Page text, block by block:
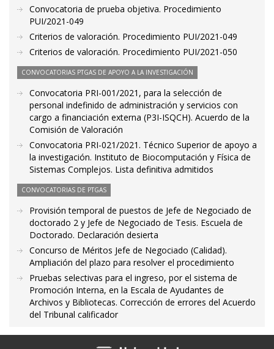
Convocatoria de prueba objetiva. Procedimiento
PUI/2021-049
Criterios de valoración. Procedimiento PUI/2021-049
Criterios de valoración. Procedimiento PUI/2021-050
CONVOCATORIAS PTGAS DE APOYO A LA INVESTIGACIÓN
Convocatoria PRI-001/2021, para la selección de
personal indefinido de administración y servicios con
cargo a financiación externa (P3I-ISQCH). Acuerdo de la
Comisión de Valoración
Convocatoria PRI-021/2021. Técnico Superior de apoyo a
la investigación. Instituto de Biocomputación y Física de
Sistemas Complejos. Lista definitiva admitidos
CONVOCATORIAS DE PTGAS
Provisión temporal de puestos de Jefe de Negociado de
doctorado 2 y Jefe de Negociado de Tesis. Escuela de
Doctorado. Declaración desierta
Concurso de Méritos Jefe de Negociado (Calidad).
Ampliación del plazo para resolver el procedimiento
Pruebas selectivas para el ingreso, por el sistema de
Promoción Interna, en la Escala de Ayudantes de
Archivos y Bibliotecas. Corrección de errores del Acuerdo
del Tribunal calificador